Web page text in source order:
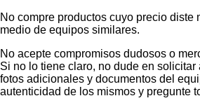
No compre productos cuyo precio diste
medio de equipos similares.
No acepte compromisos dudosos o
Si no lo tiene claro, no dude en solicitar
fotos adicionales y documentos del
autenticidad de los mismos y pregunte